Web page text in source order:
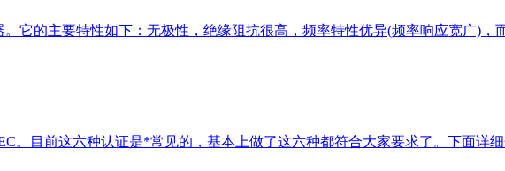
它的主要特性如下：无极性，绝缘阻抗很高，频率特性优异(频率响应宽广)，
。目前这六种认证是*常见的，基本上做了这六种都符合大家要求了。下面详细